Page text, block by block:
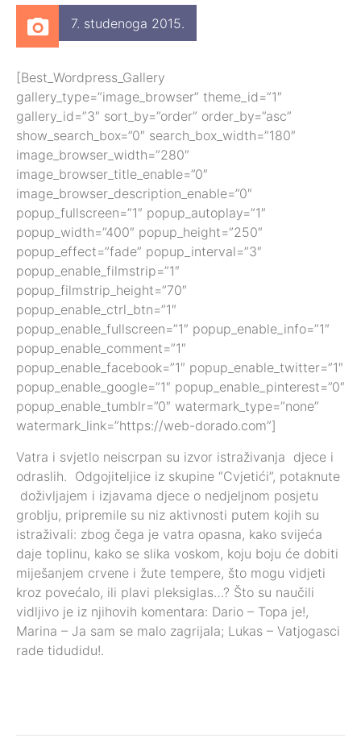
7. studenoga 2015.
[Best_Wordpress_Gallery
gallery_type=”image_browser” theme_id=”1″
gallery_id=”3″ sort_by=”order” order_by=”asc”
show_search_box=”0″ search_box_width=”180″
image_browser_width=”280″
image_browser_title_enable=”0″
image_browser_description_enable=”0″
popup_fullscreen=”1″ popup_autoplay=”1″
popup_width=”400″ popup_height=”250″
popup_effect=”fade” popup_interval=”3″
popup_enable_filmstrip=”1″
popup_filmstrip_height=”70″
popup_enable_ctrl_btn=”1″
popup_enable_fullscreen=”1″ popup_enable_info=”1″
popup_enable_comment=”1″
popup_enable_facebook=”1″ popup_enable_twitter=”1″
popup_enable_google=”1″ popup_enable_pinterest=”0″
popup_enable_tumblr=”0″ watermark_type=”none”
watermark_link=”https://web-dorado.com”]
Vatra i svjetlo neiscrpan su izvor istraživanja djece i
odraslih. Odgojiteljice iz skupine “Cvjetići”, potaknute
doživljajem i izjavama djece o nedjeljnom posjetu
groblju, pripremile su niz aktivnosti putem kojih su
istraživali: zbog čega je vatra opasna, kako svijeća
daje toplinu, kako se slika voskom, koju boju će dobiti
miješanjem crvene i žute tempere, što mogu vidjeti
kroz povećalo, ili plavi pleksiglas…? Što su naučili
vidljivo je iz njihovih komentara: Dario – Topa je!,
Marina – Ja sam se malo zagrijala; Lukas – Vatjogasci
rade tidudidu!.